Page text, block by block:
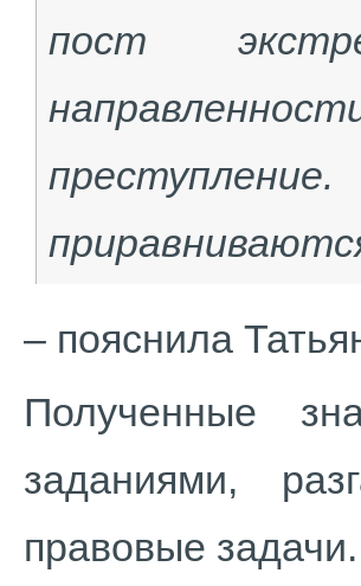
пост
– пояснила
Полученные
заданиями,
правовые задачи.